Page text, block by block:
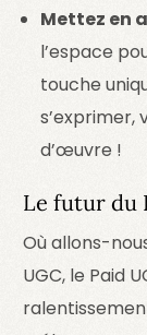
Mettez en
l’espace
touche
s’exprimer,
d’œuvre !
Le futur du
Où allons-
UGC, le Paid